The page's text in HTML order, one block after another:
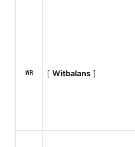
m [ Witbalans ]